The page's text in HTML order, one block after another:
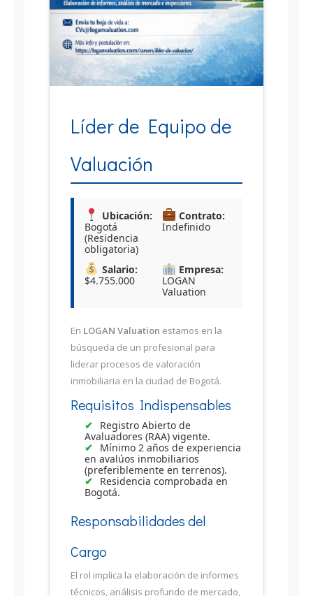
Líder de Equipo de
Valuación
Ubicación:
Bogotá
(Residencia
obligatoria)
Contrato:
Indefinido
Salario:
$4.755.000
Empresa:
LOGAN
Valuation
En LOGAN Valuation estamos en la
búsqueda de un profesional para
liderar procesos de valoración
inmobiliaria en la ciudad de Bogotá.
Requisitos Indispensables
Registro Abierto de
Avaluadores (RAA) vigente.
Mínimo 2 años de experiencia
en avalúos inmobiliarios
(preferiblemente en terrenos).
Residencia comprobada en
Bogotá.
Responsabilidades del
Cargo
El rol implica la elaboración de informes
técnicos, análisis profundo de mercado,